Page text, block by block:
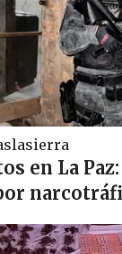
en La